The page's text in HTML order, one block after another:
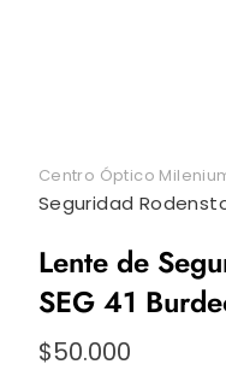
Centro Óptico
Seguridad
Lente de
SEG 41
$50.000